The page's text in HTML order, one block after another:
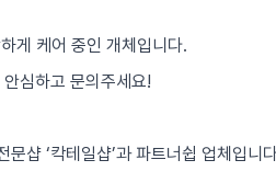
게 케어 중인 개체입니다.
심하고 문의주세요!
샵 ‘칵테일샵’과 파트너쉽 업체입니